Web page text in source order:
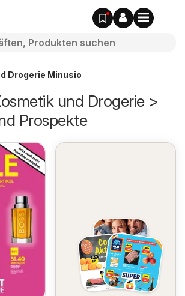
Drogerie Minusio
und Drogerie >
Prospekte